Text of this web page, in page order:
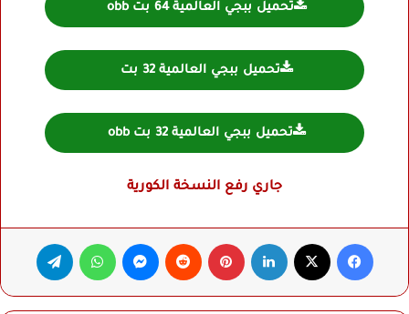
تحميل ببجي العالمية 64 بت obb
تحميل ببجي العالمية 32 بت
تحميل ببجي العالمية 32 بت obb
جاري رفع النسخة الكورية
فيسبوك لينكدإن بينتيريست ماسنجر واتساب